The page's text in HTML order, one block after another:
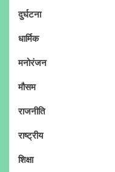
दुर्घटना
धार्मिक
मनोरंजन
मौसम
राजनीति
राष्ट्रीय
शिक्षा